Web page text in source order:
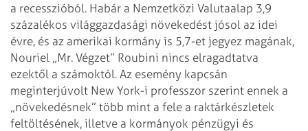
a recesszióból. Habár a Nemzetközi Valutaalap 3,9
százalékos világgazdasági növekedést jósol az idei
évre, és az amerikai kormány is 5,7-et jegyez magának,
Nouriel „Mr. Végzet” Roubini nincs elragadtatva
ezektől a számoktól. Az esemény kapcsán
meginterjúvolt New York-i professzor szerint ennek a
„növekedésnek” több mint a fele a raktárkészletek
feltöltésének, illetve a kormányok pénzügyi és